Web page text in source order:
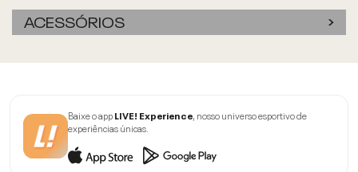
ACESSÓRIOS
Baixe o appLIVE! Experience, nosso universo esportivo de
experiências únicas.